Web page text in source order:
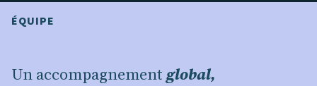
ÉQUIPE
Un accompagnementglobal,